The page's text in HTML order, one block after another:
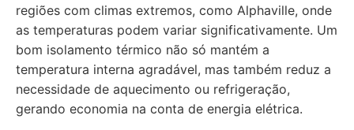
regiões com climas extremos, como Alphaville, onde
as temperaturas podem variar significativamente. Um
bom isolamento térmico não só mantém a
temperatura interna agradável, mas também reduz a
necessidade de aquecimento ou refrigeração,
gerando economia na conta de energia elétrica.